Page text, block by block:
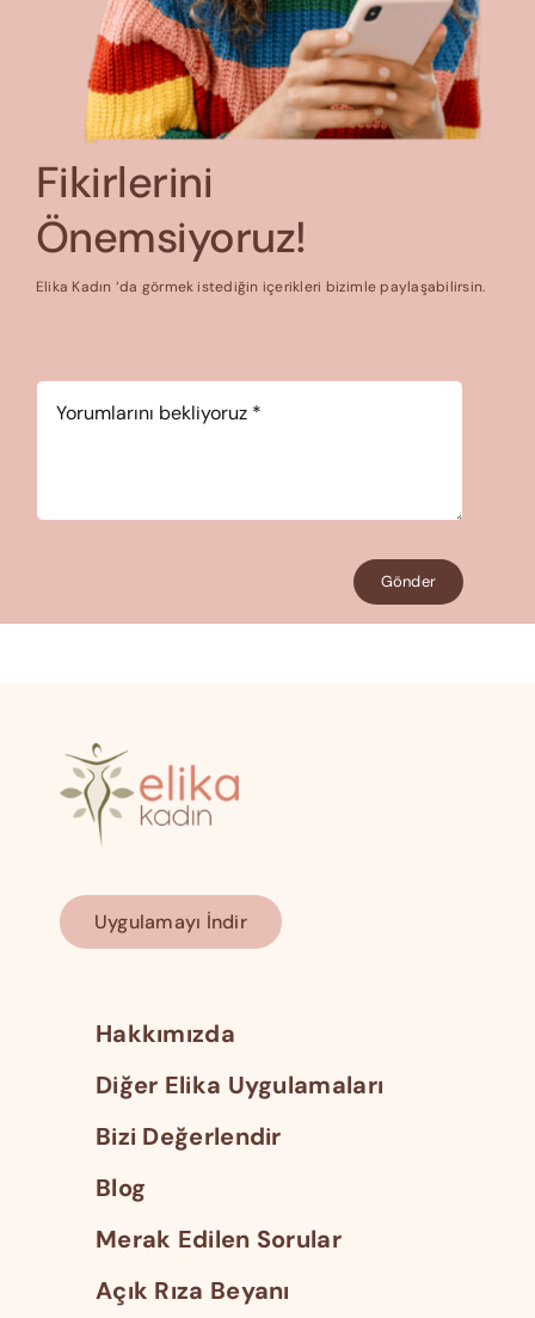
Fikirlerini
Önemsiyoruz!
Elika Kadın ‘da görmek istediğin içerikleri bizimle paylaşabilirsin.
Gönder
Uygulamayı İndir
Hakkımızda
Diğer Elika Uygulamaları
Bizi Değerlendir
Blog
Merak Edilen Sorular
Açık Rıza Beyanı